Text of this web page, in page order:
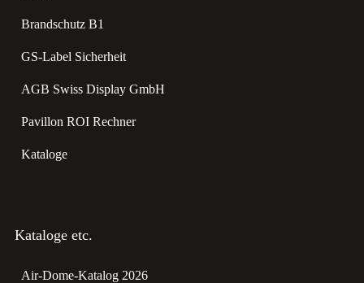
Brandschutz B1
GS-Label Sicherheit
AGB Swiss Display GmbH
Pavillon ROI Rechner
Kataloge
Kataloge etc.
Air-Dome-Katalog 2026